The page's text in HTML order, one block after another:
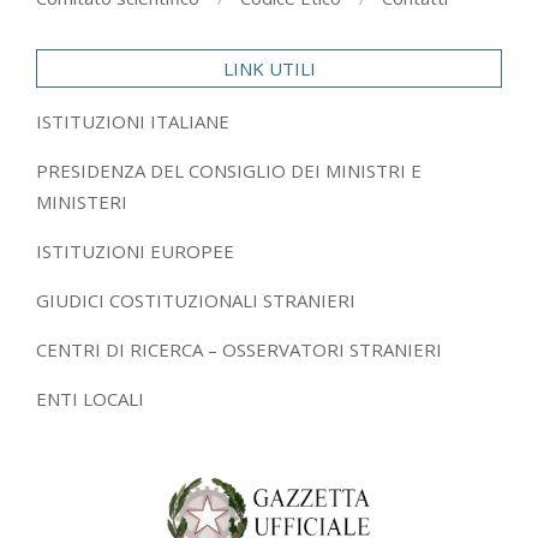
LINK UTILI
ISTITUZIONI ITALIANE
PRESIDENZA DEL CONSIGLIO DEI MINISTRI E
MINISTERI
ISTITUZIONI EUROPEE
GIUDICI COSTITUZIONALI STRANIERI
CENTRI DI RICERCA – OSSERVATORI STRANIERI
ENTI LOCALI